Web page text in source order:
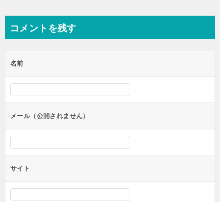
ビ
ー
シ
ン
コメントを残す
名前
メール（公開されません）
サイト